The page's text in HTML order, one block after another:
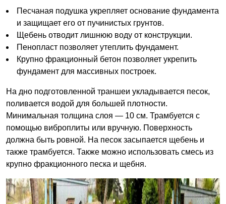
Песчаная подушка укрепляет основание фундамента
и защищает его от пучинистых грунтов.
Щебень отводит лишнюю воду от конструкции.
Пенопласт позволяет утеплить фундамент.
Крупно фракционный бетон позволяет укрепить
фундамент для массивных построек.
На дно подготовленной траншеи укладывается песок,
поливается водой для большей плотности.
Минимальная толщина слоя — 10 см. Трамбуется с
помощью виброплиты или вручную. Поверхность
должна быть ровной. На песок засыпается щебень и
также трамбуется. Также можно использовать смесь из
крупно фракционного песка и щебня.